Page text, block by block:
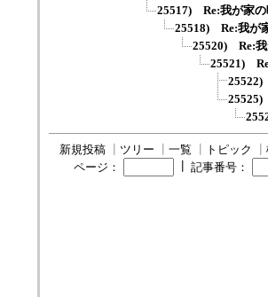
25517) Re:我が家の
25518) Re:我が
25520) Re:我
25521)
25522)
25525)
新規投稿 ツリー 一覧 トピック
ページ：
記事番号：